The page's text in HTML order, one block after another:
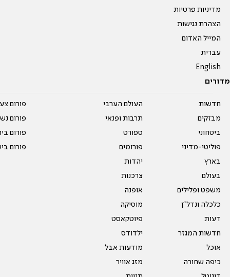
מדיניות פרטיות
הצהרת נגישות
המייל האדום
עברית
English
מדורים
חדשות
מבזקים
ביטחוני
פוליטי-מדיני
בארץ
בעולם
משפט ופלילים
כלכלה ונדל"ן
דעות
חדשות המגזר
אוכל
כיפה שחורה
העולם הערבי
תרבות ופנאי
ספורט
פורומים
יהדות
צרכנות
אופנה
מוסיקה
פיוטקאסט
ילדודס
מודעות אבל
מזג אוויר
פורום
פורום
פורום
פורום